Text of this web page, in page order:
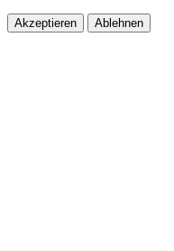
Akzeptieren Ablehnen